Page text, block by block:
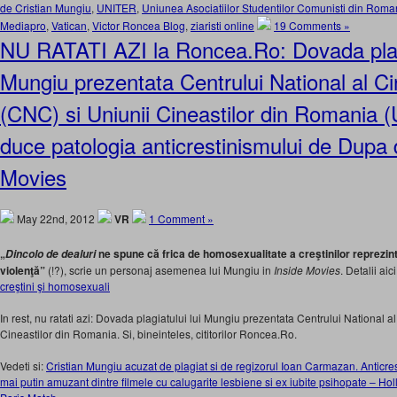
de Cristian Mungiu, UNITER, Uniunea Asociatiilor Studentilor Comunisti din
Mediapro, Vatican, Victor Roncea Blog, ziaristi online 19 Comments »
NU RATATI AZI la Roncea.Ro: Dovada
Mungiu prezentata Centrului National al
(CNC) si Uniunii Cineastilor din Romania
duce patologia anticrestinismului de Dupa
Movies
May 22nd, 2012 VR 1 Comment »
„Dincolo de dealurine spune că frica de homosexualitate a creştinilor
violenţă” (!?), scrie un personaj asemenea lui Mungiu in Inside Movies. Detalii
creştini şi homosexuali
In rest, nu ratati azi: Dovada plagiatului lui Mungiu prezentata Centrului National
Cineastilor din Romania. Si, bineinteles, cititorilor Roncea.Ro.
Vedeti si:Cristian Mungiu acuzat de plagiat si de regizorul Ioan Carmazan.
mai putin amuzant dintre filmele cu calugarite lesbiene si ex iubite psihopate –